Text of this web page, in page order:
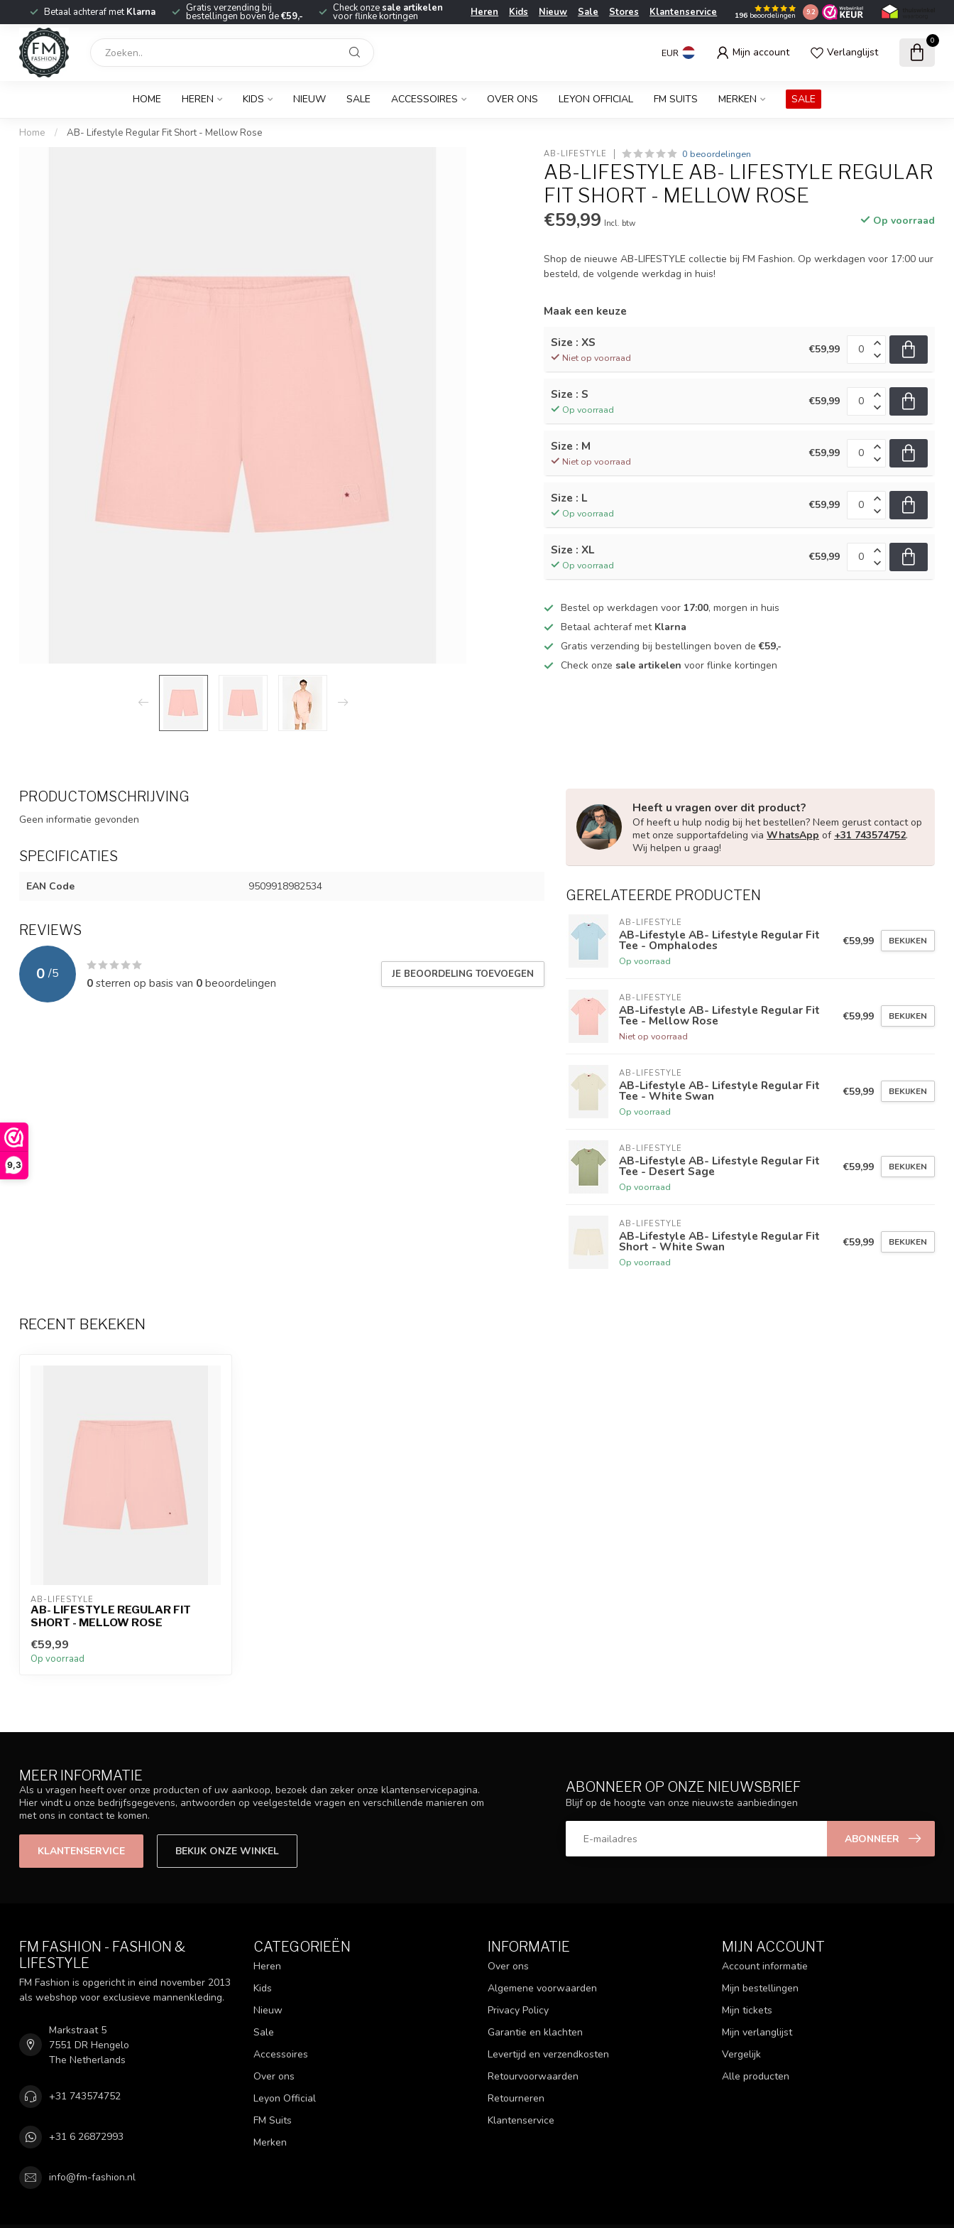
9,3
Betaal achteraf metKlarna Gratis verzending bij
bestellingen boven de€59,-
Check onzesale artikelen
voor flinke kortingen Heren Kids Nieuw Sale Stores Klantenservice 196 beoordelingen 9.2
EUR Mijn account Verlanglijst
0
HOME HEREN KIDS NIEUW SALE ACCESSOIRES OVER ONS LEYON OFFICIAL FM SUITS MERKEN SALE
Home / AB- Lifestyle Regular Fit Short - Mellow Rose
AB-LIFESTYLE 0 beoordelingen
AB-LIFESTYLE AB- LIFESTYLE REGULAR
FIT SHORT - MELLOW ROSE
€59,99 Incl. btw Op voorraad
Shop de nieuwe AB-LIFESTYLE collectie bij FM Fashion. Op werkdagen voor 17:00 uur
besteld, de volgende werkdag in huis!
Maak een keuze
Size : XS
Niet op voorraad
€59,99
Size : S
Op voorraad
€59,99
Size : M
Niet op voorraad
€59,99
Size : L
Op voorraad
€59,99
Size : XL
Op voorraad
€59,99
Bestel op werkdagen voor 17:00, morgen in huis
Betaal achteraf met Klarna
Gratis verzending bij bestellingen boven de€59,-
Check onze sale artikelen voor flinke kortingen
PRODUCTOMSCHRIJVING
Geen informatie gevonden
SPECIFICATIES
EAN Code 9509918982534
REVIEWS
0 /5
0sterren op basis van 0beoordelingen
JE BEOORDELING TOEVOEGEN
Heeft u vragen over dit product?
Of heeft u hulp nodig bij het bestellen? Neem gerust contact op
met onze supportafdeling via WhatsApp of +31 743574752.
Wij helpen u graag!
GERELATEERDE PRODUCTEN
AB-LIFESTYLE
AB-Lifestyle AB- Lifestyle Regular Fit
Tee - Omphalodes
Op voorraad
€59,99 BEKIJKEN
AB-LIFESTYLE
AB-Lifestyle AB- Lifestyle Regular Fit
Tee - Mellow Rose
Niet op voorraad
€59,99 BEKIJKEN
AB-LIFESTYLE
AB-Lifestyle AB- Lifestyle Regular Fit
Tee - White Swan
Op voorraad
€59,99 BEKIJKEN
AB-LIFESTYLE
AB-Lifestyle AB- Lifestyle Regular Fit
Tee - Desert Sage
Op voorraad
€59,99 BEKIJKEN
AB-LIFESTYLE
AB-Lifestyle AB- Lifestyle Regular Fit
Short - White Swan
Op voorraad
€59,99 BEKIJKEN
RECENT BEKEKEN
AB-LIFESTYLE
AB- LIFESTYLE REGULAR FIT
SHORT - MELLOW ROSE
€59,99
Op voorraad
MEER INFORMATIE
Als u vragen heeft over onze producten of uw aankoop, bezoek dan zeker onze klantenservicepagina.
Hier vindt u onze bedrijfsgegevens, antwoorden op veelgestelde vragen en verschillende manieren om
met ons in contact te komen.
KLANTENSERVICE BEKIJK ONZE WINKEL
ABONNEER OP ONZE NIEUWSBRIEF
Blijf op de hoogte van onze nieuwste aanbiedingen
ABONNEER
FM FASHION - FASHION &
LIFESTYLE
FM Fashion is opgericht in eind november 2013
als webshop voor exclusieve mannenkleding.
Markstraat 5
7551 DR Hengelo
The Netherlands
+31 743574752
+31 6 26872993
info@fm-fashion.nl
CATEGORIEËN
Heren
Kids
Nieuw
Sale
Accessoires
Over ons
Leyon Official
FM Suits
Merken
INFORMATIE
Over ons
Algemene voorwaarden
Privacy Policy
Garantie en klachten
Levertijd en verzendkosten
Retourvoorwaarden
Retourneren
Klantenservice
MIJN ACCOUNT
Account informatie
Mijn bestellingen
Mijn tickets
Mijn verlanglijst
Vergelijk
Alle producten